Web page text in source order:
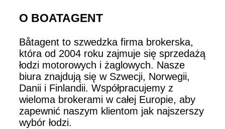
O BOATAGENT
Båtagent to szwedzka firma brokerska,
która od 2004 roku zajmuje się sprzedażą
łodzi motorowych i żaglowych. Nasze
biura znajdują się w Szwecji, Norwegii,
Danii i Finlandii. Współpracujemy z
wieloma brokerami w całej Europie, aby
zapewnić naszym klientom jak najszerszy
wybór łodzi.